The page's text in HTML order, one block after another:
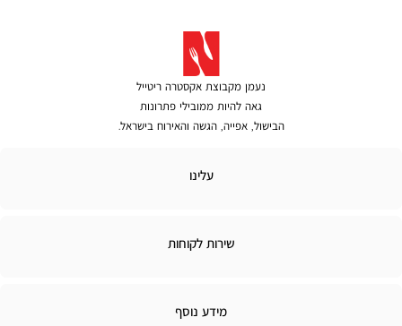
נעמן מקבוצת אקסטרה ריטייל
גאה להיות ממובילי פתרונות
הבישול, אפייה, הגשה והאירוח בישראל.
עלינו
שירות לקוחות
מידע
מידע נוסף